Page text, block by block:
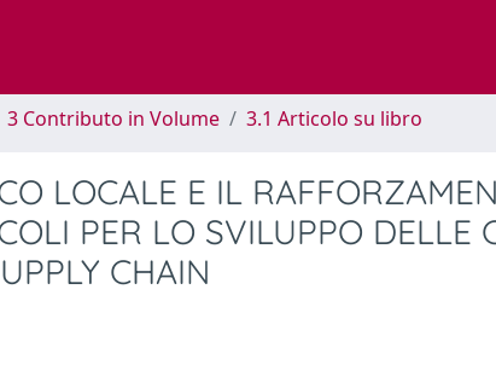
3 Contributo in Volume 3.1 Articolo su libro
LOCALE E IL
PER LO SVILUPPO DELLE
CHAIN